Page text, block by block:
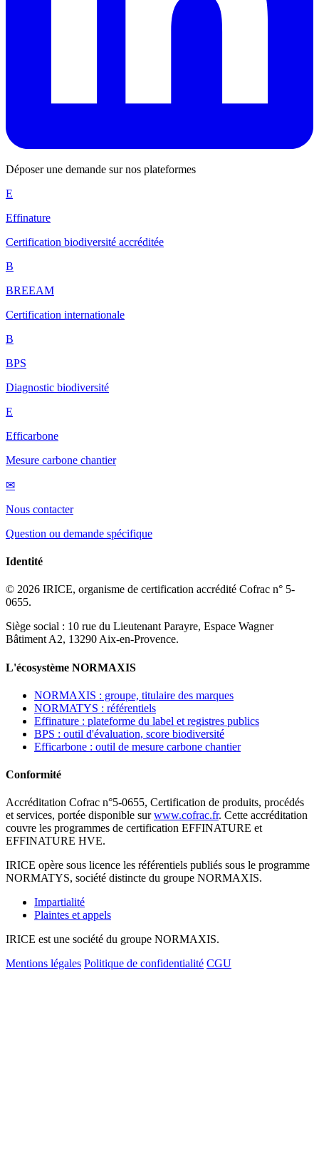
Déposer une demande sur nos plateformes
E
Effinature
Certification biodiversité accréditée
B
BREEAM
Certification internationale
B
BPS
Diagnostic biodiversité
E
Efficarbone
Mesure carbone chantier
✉
Nous contacter
Question ou demande spécifique
Identité
© 2026 IRICE, organisme de certification accrédité Cofrac n° 5-
0655.
Siège social : 10 rue du Lieutenant Parayre, Espace Wagner
Bâtiment A2, 13290 Aix-en-Provence.
L'écosystème NORMAXIS
NORMAXIS : groupe, titulaire des marques
NORMATYS : référentiels
Effinature : plateforme du label et registres publics
BPS : outil d'évaluation, score biodiversité
Efficarbone : outil de mesure carbone chantier
Conformité
Accréditation Cofrac n°5-0655, Certification de produits, procédés
et services, portée disponible surwww.cofrac.fr. Cette accréditation
couvre les programmes de certification EFFINATURE et
EFFINATURE HVE.
IRICE opère sous licence les référentiels publiés sous le programme
NORMATYS, société distincte du groupe NORMAXIS.
Impartialité
Plaintes et appels
IRICE est une société du groupe NORMAXIS.
Mentions légales Politique de confidentialité CGU